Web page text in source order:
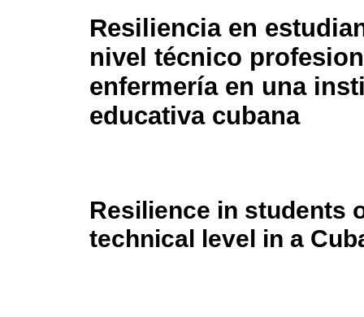
Resiliencia en
nivel técnico
enfermería en una
educativa cubana
Resilience in students
technical level in a